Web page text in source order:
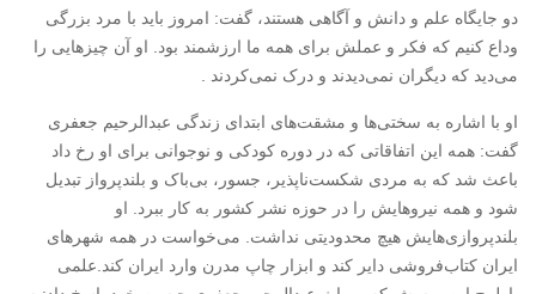
دو جایگاه علم و دانش و آگاهی هستند،‌ گفت: امروز باید با مرد بزرگی
وداع کنیم که فکر و عملش برای همه ما ارزشمند بود. او آن چیزهایی را
می‌دید که دیگران نمی‌دیدند و درک نمی‌کردند .
او با اشاره به سختی‌ها و مشقت‌های ابتدای زندگی عبدالرحیم جعفری
گفت: همه این اتفاقاتی که در دوره کودکی و نوجوانی برای او رخ داد
باعث شد که به مردی شکست‌ناپذیر،‌ جسور، بی‌باک و بلندپرواز تبدیل
شود و همه نیروهایش را در حوزه نشر کشور به کار ببرد. او
بلندپروازی‌هایش هیچ محدودیتی نداشت. می‌خواست در همه شهرهای
ایران کتاب‌فروشی دایر کند و ابزار چاپ مدرن وارد ایران کند.علمی